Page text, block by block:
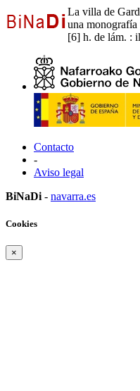
La villa de
una
[6] h. de lám. :
Contacto
-
Aviso legal
BiNaDi - navarra.es
Cookies
×